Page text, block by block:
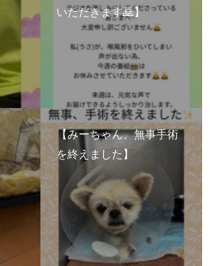
いただきます🙇】
【みーちゃん、無事手術
を終えました】